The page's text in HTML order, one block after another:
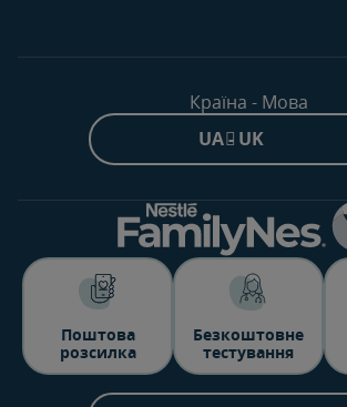
Країна - Мова
UA - UK
Поштова
розсилка
Безкоштовне
тестування